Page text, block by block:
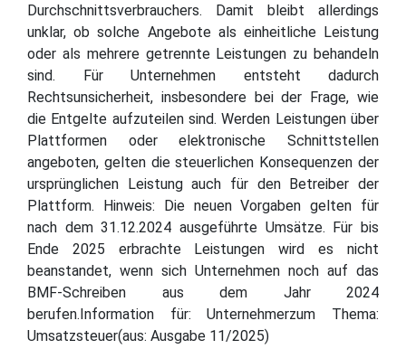
Durchschnittsverbrauchers. Damit bleibt allerdings
unklar, ob solche Angebote als einheitliche Leistung
oder als mehrere getrennte Leistungen zu behandeln
sind. Für Unternehmen entsteht dadurch
Rechtsunsicherheit, insbesondere bei der Frage, wie
die Entgelte aufzuteilen sind. Werden Leistungen über
Plattformen oder elektronische Schnittstellen
angeboten, gelten die steuerlichen Konsequenzen der
ursprünglichen Leistung auch für den Betreiber der
Plattform. Hinweis: Die neuen Vorgaben gelten für
nach dem 31.12.2024 ausgeführte Umsätze. Für bis
Ende 2025 erbrachte Leistungen wird es nicht
beanstandet, wenn sich Unternehmen noch auf das
BMF-Schreiben aus dem Jahr 2024
berufen.Information für: Unternehmerzum Thema:
Umsatzsteuer(aus: Ausgabe 11/2025)